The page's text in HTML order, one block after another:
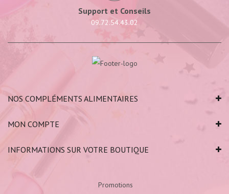
Support et Conseils
09.72.54.43.02
NOS COMPLÉMENTS ALIMENTAIRES
MON COMPTE
INFORMATIONS SUR VOTRE BOUTIQUE
Promotions